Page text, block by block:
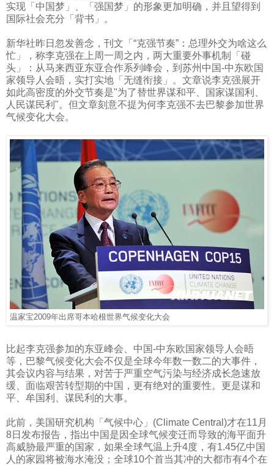
实现「中国梦」、「强国梦」的形象更加明确，并且望得到
国际社会充分「背书」。
新华社昨日忽发善念，刊文「“克强节奏”：总理外交为啥这么
忙」，称李克强在上周一周之内，两大重要外事机制「碰
头」：从马来西亚东亚合作系列峰会，到苏州中国-中东欧国
家领导人会晤，实打实地「无缝衔接」。文章说李克强展开
如此高密度的外交节奏是"为了替世界谋和平、国家谋国利、
人民谋民利 "。但文章刻意不提为何李克强不去巴黎参加世界
气候变化大会。
温家宝2009年出席哥本哈根世界气候变化大会
比起李克强参加的东亚峰会、中国-中东欧国家领导人会晤
等，巴黎气候变化大会不仅是全球今年数一数二的大事件，
其会议内容与结果，对苦于严重空气污染与经济成长急速放
缓、面临艰苦转型期的中国，更有绝对的重要性。更是谋和
平、牟国利、谋民利的大事。
此前，美国研究机构「气候中心」 (Climate Central)才在11 月
8日发布报告，指出中国是因全球气候变迁而导致的海平面升
高威胁最严重的国家，如果全球气温上升4度，有1.45亿中国
人的家园将被海水淹没；全球10个首当其冲的大都市有4个在